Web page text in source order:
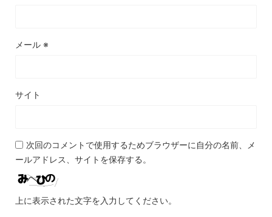
メール ※
サイト
次回のコメントで使用するためブラウザーに自分の名前、メ
ールアドレス、サイトを保存する。
上に表示された文字を入力してください。